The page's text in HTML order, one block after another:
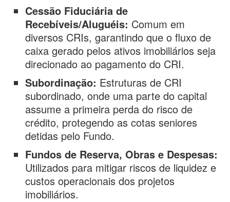
Cessão Fiduciária de
Recebíveis/Aluguéis: Comum em
diversos CRIs, garantindo que o fluxo de
caixa gerado pelos ativos imobiliários seja
direcionado ao pagamento do CRI.
Subordinação: Estruturas de CRI
subordinado, onde uma parte do capital
assume a primeira perda do risco de
crédito, protegendo as cotas seniores
detidas pelo Fundo.
Fundos de Reserva, Obras e Despesas:
Utilizados para mitigar riscos de liquidez e
custos operacionais dos projetos
imobiliários.